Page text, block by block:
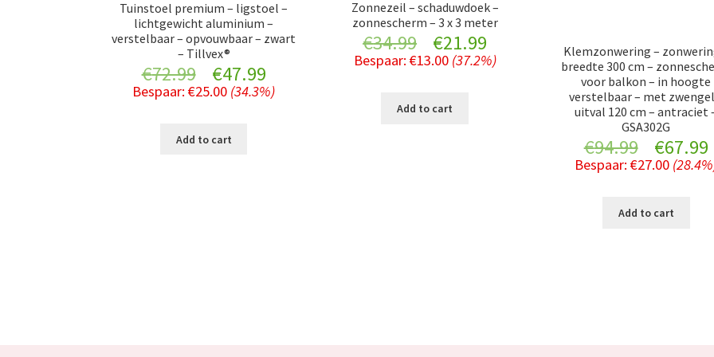
Tuinstoel premium – ligstoel –
lichtgewicht aluminium –
verstelbaar – opvouwbaar – zwart
– Tillvex®
€72.99
Original
price
was:
€47.99Current
price
Bespaar:€25.00 (34.3%)
Add to cart
Zonnezeil – schaduwdoek –
zonnescherm – 3 x 3 meter
€34.99
Original
price
was:
€21.99
price
Bespaar: €13.00 (37.2%)
Add to cart
Klemzonwering –
breedte 300 cm –
voor balkon – in hoogte
verstelbaar – met
uitval 120 cm – antraciet
GSA302G
€94.99
Original
price
was:
€67.99
Bespaar:€27.00
Add to cart